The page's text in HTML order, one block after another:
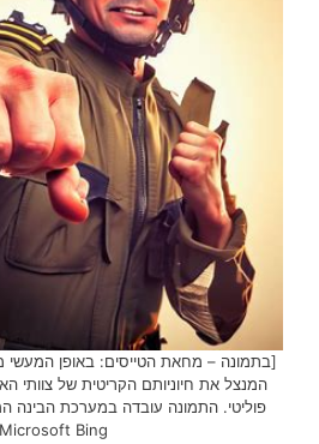
[בתמונה – מחאת הטייסים: באופן
המנצל את חיוניותם הקריטית של צוותי
Microsoft Bing]